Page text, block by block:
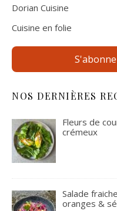
Dorian Cuisine
Cuisine en folie
NOS DERNIÈRES
Fleurs de
crémeux
Salade
oranges &